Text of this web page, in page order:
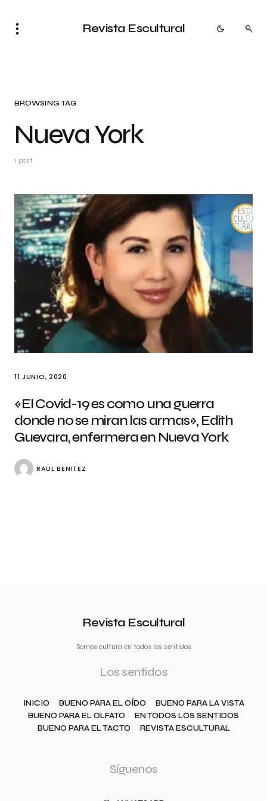
Revista Escultural
BROWSING TAG
Nueva York
1 post
11 JUNIO, 2020
«El Covid-19 es como una guerra
donde no se miran las armas», Edith
Guevara, enfermera en Nueva York
RAUL BENITEZ
Revista Escultural
Somos cultura en todos los sentidos
Los sentidos
INICIO BUENO PARA EL OÍDO
BUENO PARA LA VISTA
BUENO PARA EL OLFATO
EN TODOS LOS SENTIDOS
BUENO PARA EL TACTO
REVISTA ESCULTURAL
Síguenos